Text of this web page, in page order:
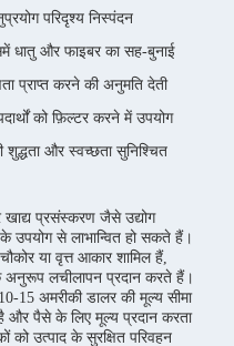
परिदृश्य निस्पंदन
धातु और फाइबर का सह-बुनाई
प्राप्त करने की अनुमति देती
को फ़िल्टर करने में उपयोग
और स्वच्छता सुनिश्चित
खाद्य प्रसंस्करण जैसे उद्योग
उपयोग से लाभान्वित हो सकते हैं।
या वृत्त आकार शामिल हैं,
अनुरूप लचीलापन प्रदान करते हैं।
15 अमरीकी डालर की मूल्य सीमा
और पैसे के लिए मूल्य प्रदान करता
को उत्पाद के सुरक्षित परिवहन